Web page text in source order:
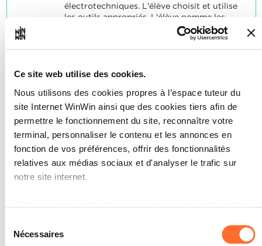
Ce site web utilise des cookies.
Nous utilisons des cookies propres à l’espace tuteur du
site Internet WinWin ainsi que des cookies tiers afin de
permettre le fonctionnement du site, reconnaître votre
terminal, personnaliser le contenu et les annonces en
fonction de vos préférences, offrir des fonctionnalités
relatives aux médias sociaux et d'analyser le trafic sur
notre site internet.
l’exception des cookies strictement nécessaires au
Nécessaires
électrotechniques. L'élève choisit et utilise
les outils appropriés. L'élève nomme les
équipements mis en œuvre et les outils
choisis. L'élève corrige les défauts d'une
installation et rétablit son bon
L'élève a résolu de manière satisfaisante
les problèmes typiques relatifs aux
indicateurs.